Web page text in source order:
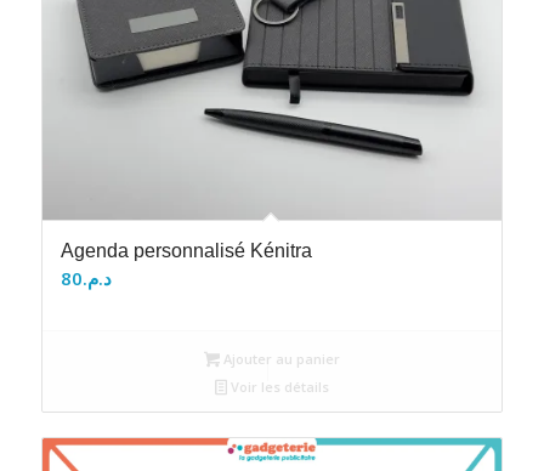
Agenda personnalisé Kénitra
د.م.80
Ajouter au panier
Voir les détails